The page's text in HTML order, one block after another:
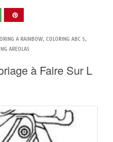
A RAINBOW, COLORING ABC S,
AREOLAS
à Faire Sur L